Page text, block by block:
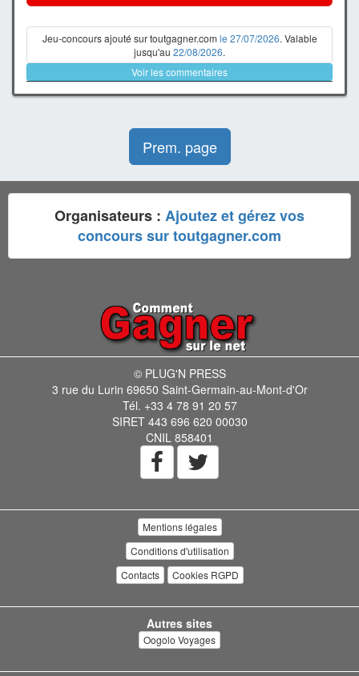
Jeu-concours ajouté sur toutgagner.com le 27/07/2026. Valable
jusqu'au 22/08/2026.
Voir les commentaires
Prem. page
Organisateurs : Ajoutez et gérez vos
concours sur toutgagner.com
© PLUG'N PRESS
3 rue du Lurin 69650 Saint-Germain-au-Mont-d'Or
Tél. +33 4 78 91 20 57
SIRET 443 696 620 00030
CNIL 858401
Mentions légales
Conditions d'utilisation
Contacts
Cookies RGPD
Autres sites
Oogolo Voyages